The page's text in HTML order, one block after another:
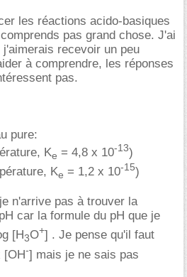
les réactions acido-basiques
pas grand chose. J'ai
recevoir un peu
à comprendre, les réponses
pas.
pure:
Ke = 4,8 x 10-13)
Ke = 1,2 x 10-15)
n'arrive pas à trouver la
car la formule du pH que je
[H3O+] . Je pense qu'il faut
[OH-] mais je ne sais pas